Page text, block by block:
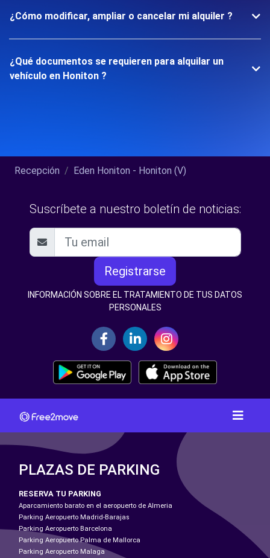
¿Cómo modificar, ampliar o cancelar mi alquiler ?
¿Qué documentos se requieren para alquilar un
vehículo en Honiton ?
Recepción Eden Honiton - Honiton (V)
Suscríbete a nuestro boletín de noticias:
Registrarse
INFORMACIÓN SOBRE EL TRATAMIENTO DE TUS DATOS
PERSONALES
PLAZAS DE PARKING
RESERVA TU PARKING
Aparcamiento barato en el aeropuerto de Almeria
Parking Aeropuerto Madrid-Barajas
Parking Aeropuerto Barcelona
Parking Aeropuerto Palma de Mallorca
Parking Aeropuerto Malaga